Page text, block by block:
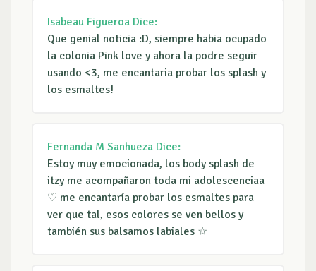
Isabeau Figueroa Dice:
Que genial noticia :D, siempre habia ocupado
la colonia Pink love y ahora la podre seguir
usando <3, me encantaria probar los splash y
los esmaltes!
Fernanda M Sanhueza Dice:
Estoy muy emocionada, los body splash de
itzy me acompañaron toda mi adolescenciaa
♡ me encantaría probar los esmaltes para
ver que tal, esos colores se ven bellos y
también sus balsamos labiales ☆